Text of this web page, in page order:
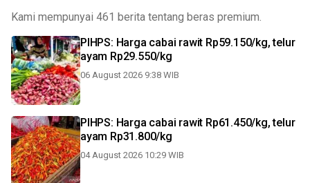
Kami mempunyai 461 berita tentang beras premium.
PIHPS: Harga cabai rawit Rp59.150/kg, telur
ayam Rp29.550/kg
06 August 2026 9:38 WIB
PIHPS: Harga cabai rawit Rp61.450/kg, telur
ayam Rp31.800/kg
04 August 2026 10:29 WIB